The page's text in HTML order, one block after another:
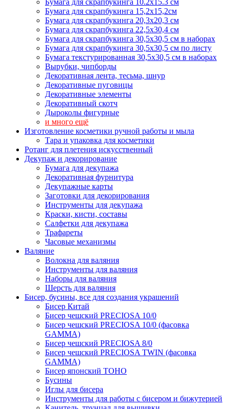
Бумага для скрапбукинга 10.2х15.3 см
Бумага для скрапбукинга 15,2х15,2см
Бумага для скрапбукинга 20,3х20,3 см
Бумага для скрапбукинга 22,5х30,4 см
Бумага для скрапбукинга 30,5х30,5 см в наборах
Бумага для скрапбукинга 30,5х30,5 см по листу
Бумага текстурированная 30,5х30,5 см в наборах
Вырубки, чипборды
Декоративная лента, тесьма, шнур
Декоративные пуговицы
Декоративные элементы
Декоративный скотч
Дыроколы фигурные
и много ещё
Изготовление косметики ручной работы и мыла
Тара и упаковка для косметики
Ротанг для плетения искусственный
Декупаж и декорирование
Бумага для декупажа
Декоративная фурнитура
Декупажные карты
Заготовки для декорирования
Инструменты для декупажа
Краски, кисти, составы
Салфетки для декупажа
Трафареты
Часовые механизмы
Валяние
Волокна для валяния
Инструменты для валяния
Наборы для валяния
Шерсть для валяния
Бисер, бусины, все для создания украшений
Бисер Китай
Бисер чешский PRECIOSA 10/0
Бисер чешский PRECIOSA 10/0 (фасовка
GAMMA)
Бисер чешский PRECIOSA 8/0
Бисер чешский PRECIOSA TWIN (фасовка
GAMMA)
Бисер японский TOHO
Бусины
Иглы для бисера
Инструменты для работы с бисером и бижутерией